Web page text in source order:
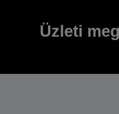
Üzleti